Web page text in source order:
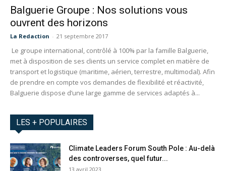
Balguerie Groupe : Nos solutions vous
ouvrent des horizons
La Redaction - 21 septembre 2017
Le groupe international, contrôlé à 100% par la famille Balguerie,
met à disposition de ses clients un service complet en matière de
transport et logistique (maritime, aérien, terrestre, multimodal). Afin
de prendre en compte vos demandes de flexibilité et réactivité,
Balguerie dispose d’une large gamme de services adaptés à...
LES + POPULAIRES
Climate Leaders Forum South Pole : Au-delà
des controverses, quel futur...
13 avril 2023